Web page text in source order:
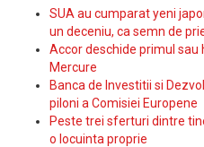
SUA au cumparat yeni
un deceniu, ca semn de
Accor deschide primul sau
Mercure
Banca de Investitii si
piloni a Comisiei Europene
Peste trei sferturi dintre
o locuinta proprie